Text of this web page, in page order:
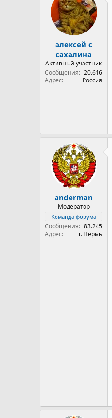
алексей с
сахалина
Активный участник
Сообщения
20.616
Адрес
Россия
anderman
Модератор
Команда форума
Сообщения
83.245
Адрес
г. Пермь